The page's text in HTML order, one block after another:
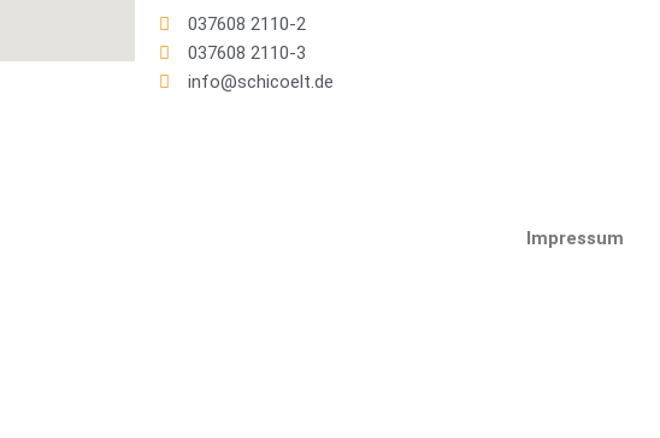
037608 2110-2
037608 2110-3
info@schicoelt.de
Impressum